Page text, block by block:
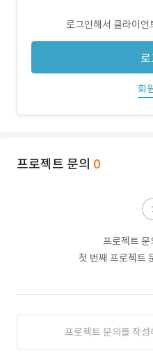
로그인해서 클라이언
회
프로젝트 문의 0
프로젝트 문
첫 번째 프로젝트
프로젝트 문의를 작성